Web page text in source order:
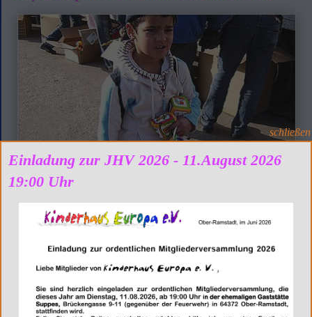
schließen
Einladung zur JHV 2026 - 11.August 2026
19:00 Uhr